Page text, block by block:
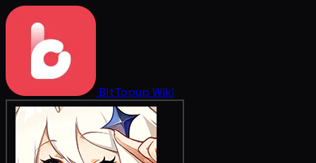
BitTopup Wiki